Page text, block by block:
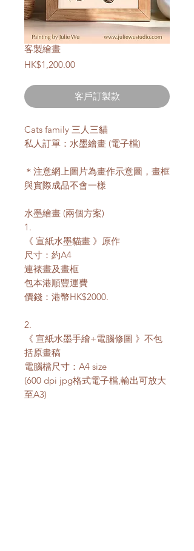
客製繪畫
HK$1,200.00價
客戶訂製款
Cats family 三人三貓
私人訂單：水墨繪畫 (電子檔)
＊注意網上圖片為畫作示意圖，畫框
與實際成品不會一樣
水墨繪畫 (兩個方案)
1.
《 宣紙水墨貓畫 》原作
尺寸：約A4
連裱畫及畫框
包本港順豐運費
價錢：港幣HK$2000.
2.
《 宣紙水墨手繪+電腦修圖 》不包
括原畫稿
電腦檔尺寸：A4 size
(600 dpi jpg格式電子檔,輸出可放大
至A3)